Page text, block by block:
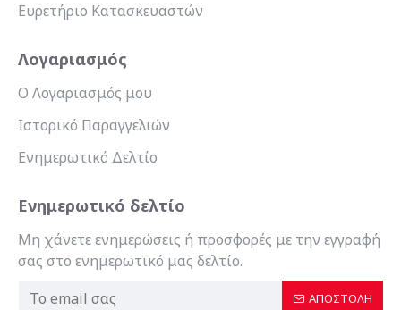
Ευρετήριο Κατασκευαστών
Λογαριασμός
Ο Λογαριασμός μου
Ιστορικό Παραγγελιών
Ενημερωτικό Δελτίο
Ενημερωτικό δελτίο
Μη χάνετε ενημερώσεις ή προσφορές με την εγγραφή
σας στο ενημερωτικό μας δελτίο.
ΑΠΟΣΤΟΛΉ